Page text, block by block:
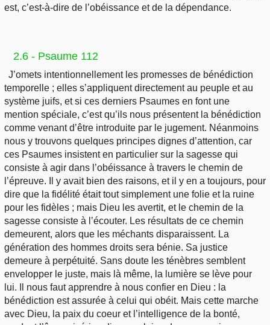
est, c’est-à-dire de l’obéissance et de la dépendance.
2.6 - Psaume 112
J’omets intentionnellement les promesses de bénédiction
temporelle ; elles s’appliquent directement au peuple et au
système juifs, et si ces derniers Psaumes en font une
mention spéciale, c’est qu’ils nous présentent la bénédiction
comme venant d’être introduite par le jugement. Néanmoins
nous y trouvons quelques principes dignes d’attention, car
ces Psaumes insistent en particulier sur la sagesse qui
consiste à agir dans l’obéissance à travers le chemin de
l’épreuve. Il y avait bien des raisons, et il y en a toujours, pour
dire que la fidélité était tout simplement une folie et la ruine
pour les fidèles ; mais Dieu les avertit, et le chemin de la
sagesse consiste à l’écouter. Les résultats de ce chemin
demeurent, alors que les méchants disparaissent. La
génération des hommes droits sera bénie. Sa justice
demeure à perpétuité. Sans doute les ténèbres semblent
envelopper le juste, mais là même, la lumière se lève pour
lui. Il nous faut apprendre à nous confier en Dieu : la
bénédiction est assurée à celui qui obéit. Mais cette marche
avec Dieu, la paix du coeur et l’intelligence de la bonté,